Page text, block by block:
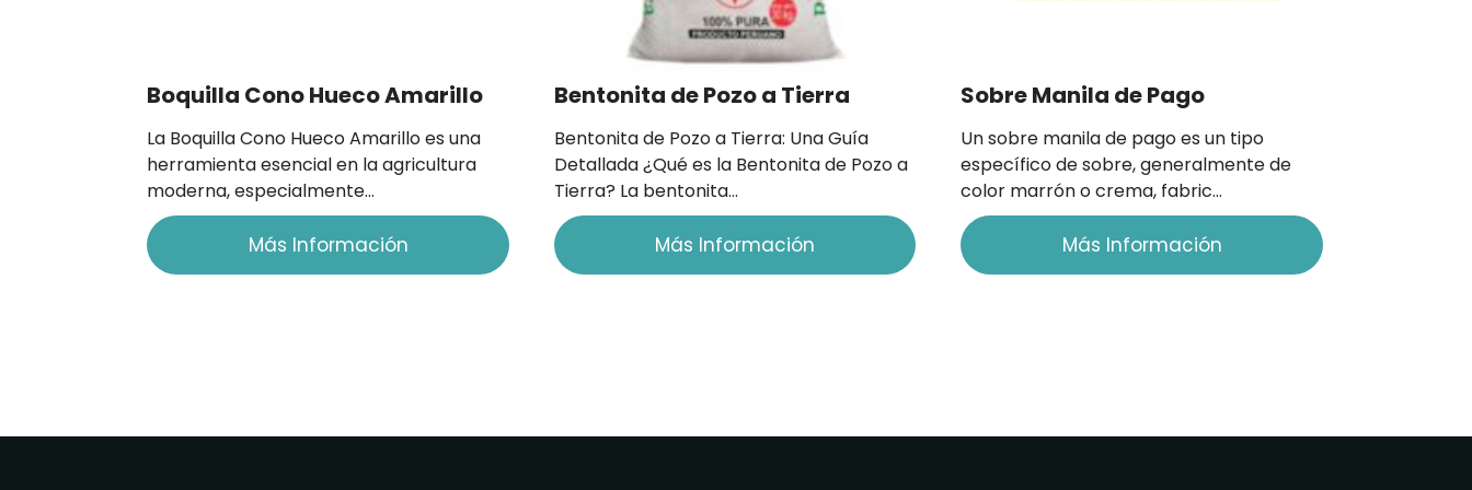
Boquilla Cono Hueco Amarillo
La Boquilla Cono Hueco Amarillo es una
herramienta esencial en la agricultura
moderna, especialmente…
Más Información
Bentonita de Pozo a Tierra
Bentonita de Pozo a Tierra: Una Guía
Detallada ¿Qué es la Bentonita de Pozo a
Tierra? La bentonita…
Más Información
Sobre Manila de Pago
Un sobre manila de pago es un tipo
específico de sobre, generalmente de
color marrón o crema, fabric…
Más Información